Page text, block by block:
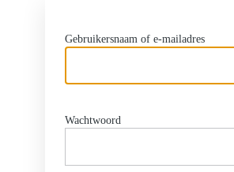
Gebruikersnaam of e-mailadres
Wachtwoord